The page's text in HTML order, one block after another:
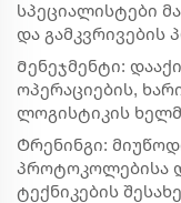
სპეციალისტები
და გამკვრივების
Მენეჯმენტი:
ოპერაციების,
ლოგისტიკის
Ტრენინგი:
პროტოკოლებისა
ტექნიკების